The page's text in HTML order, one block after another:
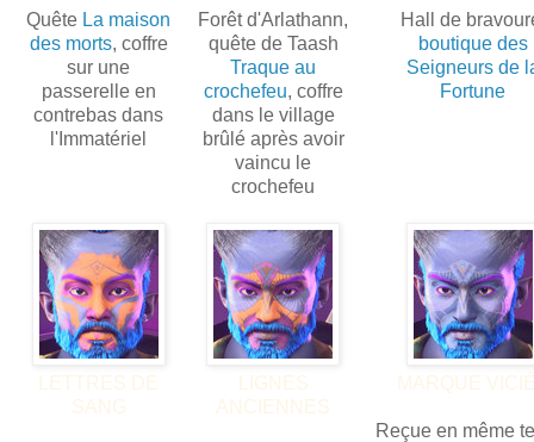
Quête La maison
des morts, coffre
sur une
passerelle en
contrebas dans
l'Immatériel
Forêt d'Arlathann,
quête de Taash
Traque au
crochefeu, coffre
dans le village
brûlé après avoir
vaincu le
crochefeu
Hall de
boutique des
Seigneurs de
Fortune
LETTRES DE
SANG
LIGNES
ANCIENNES
MARQUE
Reçue en même